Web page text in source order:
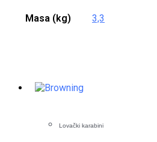
Masa (kg) 3,3
Lovački karabini